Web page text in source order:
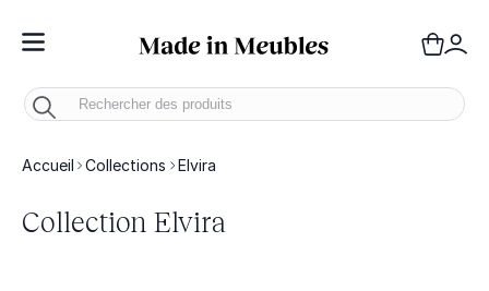
Toggle Nav
Accueil Collections Elvira
Collection Elvira